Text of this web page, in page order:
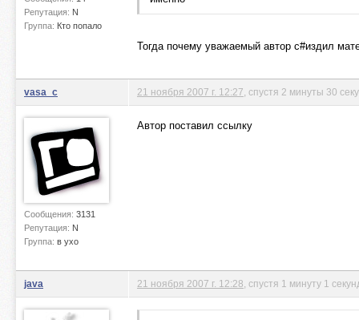
Репутация: N
Группа: Кто попало
Тогда почему уважаемый автор с#издил
vasa_c
Сообщения: 3131
Репутация: N
Группа: в ухо
21 ноября 2007 г. 12:27 , спустя 2 минуты 30
Автор поставил ссылку
java 21 ноября 2007 г. 12:28 , спустя 1 минуту 1